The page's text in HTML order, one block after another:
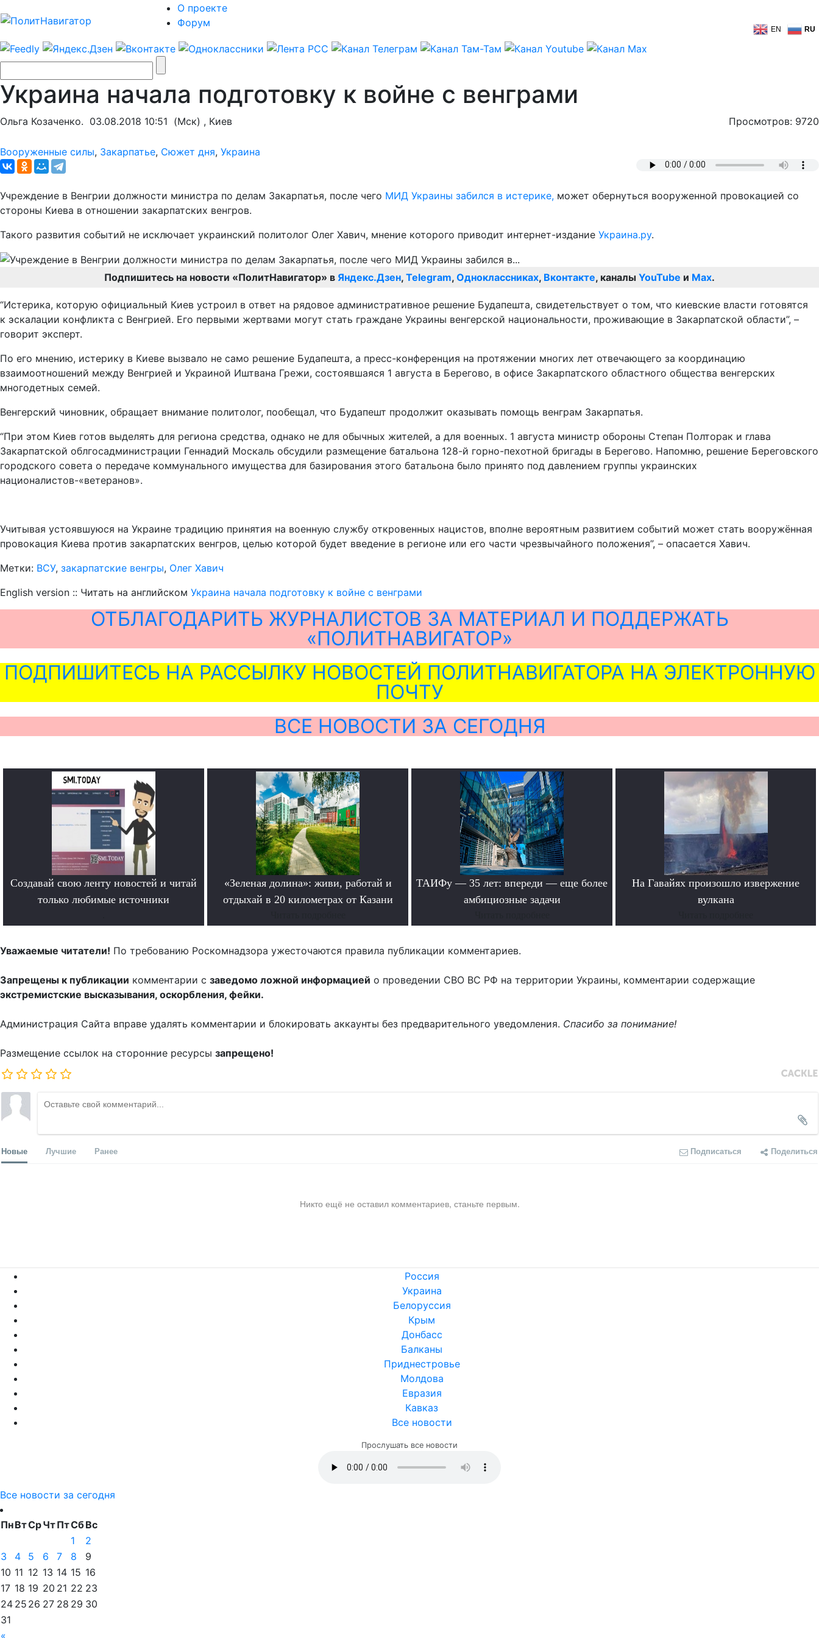
О проекте
Форум
EN RU
Украина начала подготовку к войне с венграми
Ольга Козаченко. 03.08.2018 10:51 (Мск) , Киев Просмотров: 9720
Вооруженные силы, Закарпатье, Сюжет дня, Украина
Учреждение в Венгрии должности министра по делам Закарпатья, после чего МИД Украины забился в истерике, может обернуться вооруженной провокацией со
стороны Киева в отношении закарпатских венгров.
Такого развития событий не исключает украинский политолог Олег Хавич, мнение которого приводит интернет-издание Украина.ру.
Подпишитесь на новости «ПолитНавигатор» в Яндекс.Дзен, Telegram, Одноклассниках, Вконтакте, каналы YouTube и Max.
“Истерика, которую официальный Киев устроил в ответ на рядовое административное решение Будапешта, свидетельствует о том, что киевские власти готовятся
к эскалации конфликта с Венгрией. Его первыми жертвами могут стать граждане Украины венгерской национальности, проживающие в Закарпатской области”, –
говорит эксперт.
По его мнению, истерику в Киеве вызвало не само решение Будапешта, а пресс-конференция на протяжении многих лет отвечающего за координацию
взаимоотношений между Венгрией и Украиной Иштвана Грежи, состоявшаяся 1 августа в Берегово, в офисе Закарпатского областного общества венгерских
многодетных семей.
Венгерский чиновник, обращает внимание политолог, пообещал, что Будапешт продолжит оказывать помощь венграм Закарпатья.
“При этом Киев готов выделять для региона средства, однако не для обычных жителей, а для военных. 1 августа министр обороны Степан Полторак и глава
Закарпатской облгосадминистрации Геннадий Москаль обсудили размещение батальона 128-й горно-пехотной бригады в Берегово. Напомню, решение Береговского
городского совета о передаче коммунального имущества для базирования этого батальона было принято под давлением группы украинских
националистов-«ветеранов».
Учитывая устоявшуюся на Украине традицию принятия на военную службу откровенных нацистов, вполне вероятным развитием событий может стать вооружённая
провокация Киева против закарпатских венгров, целью которой будет введение в регионе или его части чрезвычайного положения”, – опасается Хавич.
Метки: ВСУ, закарпатские венгры, Олег Хавич
English version :: Читать на английском Украина начала подготовку к войне с венграми
ОТБЛАГОДАРИТЬ ЖУРНАЛИСТОВ ЗА МАТЕРИАЛ И ПОДДЕРЖАТЬ
«ПОЛИТНАВИГАТОР»
ПОДПИШИТЕСЬ НА РАССЫЛКУ НОВОСТЕЙ ПОЛИТНАВИГАТОРА НА ЭЛЕКТРОННУЮ
ПОЧТУ
ВСЕ НОВОСТИ ЗА СЕГОДНЯ
Создавай свою ленту новостей и читай
только любимые источники
«Зеленая долина»: живи, работай и
отдыхай в 20 километрах от Казани
ТАИФу — 35 лет: впереди — еще более
амбициозные задачи
На Гавайях произошло извержение
вулкана
Уважаемые читатели! По требованию Роскомнадзора ужесточаются правила публикации комментариев.
Запрещены к публикации комментарии с заведомо ложной информацией о проведении СВО ВС РФ на территории Украины, комментарии содержащие
экстремистские высказывания, оскорбления, фейки.
Администрация Сайта вправе удалять комментарии и блокировать аккаунты без предварительного уведомления. Спасибо за понимание!
Размещение ссылок на сторонние ресурсы запрещено!
Новые Лучшие Ранее Подписаться Поделиться
Никто ещё не оставил комментариев, станьте первым.
Россия
Украина
Белоруссия
Крым
Донбасс
Балканы
Приднестровье
Молдова
Евразия
Кавказ
Все новости
Прослушать все новости
Все новости за сегодня
ПнВтСрЧтПтСбВс
1
2
3
4 5 6 7 8
9
10 11 12 13 14 15 16
17 18 19 20 21 22 23
24 25 26 27 28 29 30
31